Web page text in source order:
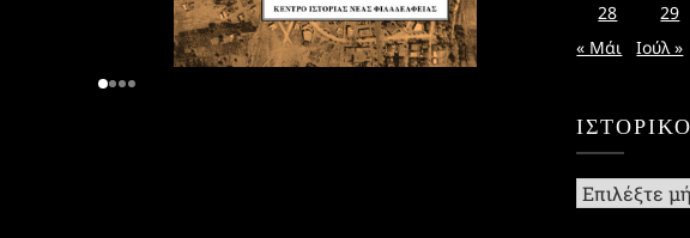
28
29
« Μάι
Ιούλ »
ΙΣΤΟΡΙΚΌ
Ιστορικό